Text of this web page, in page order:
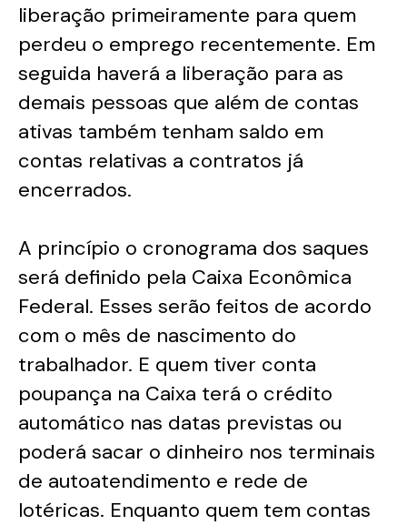
liberação primeiramente para quem
perdeu o emprego recentemente. Em
seguida haverá a liberação para as
demais pessoas que além de contas
ativas também tenham saldo em
contas relativas a contratos já
encerrados.
A princípio o cronograma dos saques
será definido pela Caixa Econômica
Federal. Esses serão feitos de acordo
com o mês de nascimento do
trabalhador. E quem tiver conta
poupança na Caixa terá o crédito
automático nas datas previstas ou
poderá sacar o dinheiro nos terminais
de autoatendimento e rede de
lotéricas. Enquanto quem tem contas